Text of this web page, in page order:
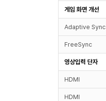
게임 화면 개선
Adaptive Sync
FreeSync
영상입력 단자
HDMI
HDMI